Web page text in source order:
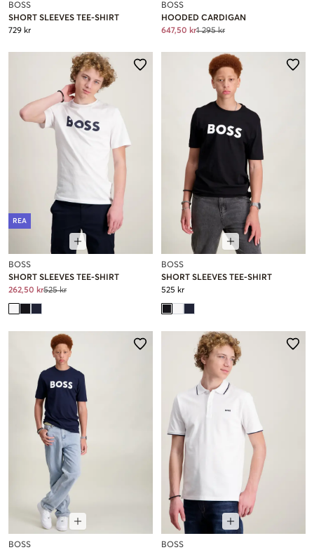
BOSS
SHORT SLEEVES TEE-SHIRT
729 kr
BOSS
HOODED CARDIGAN
647,50 kr1 295 kr
REA
BOSS
SHORT SLEEVES TEE-SHIRT
262,50 kr525 kr
BOSS
SHORT SLEEVES TEE-SHIRT
525 kr
BOSS
BOSS